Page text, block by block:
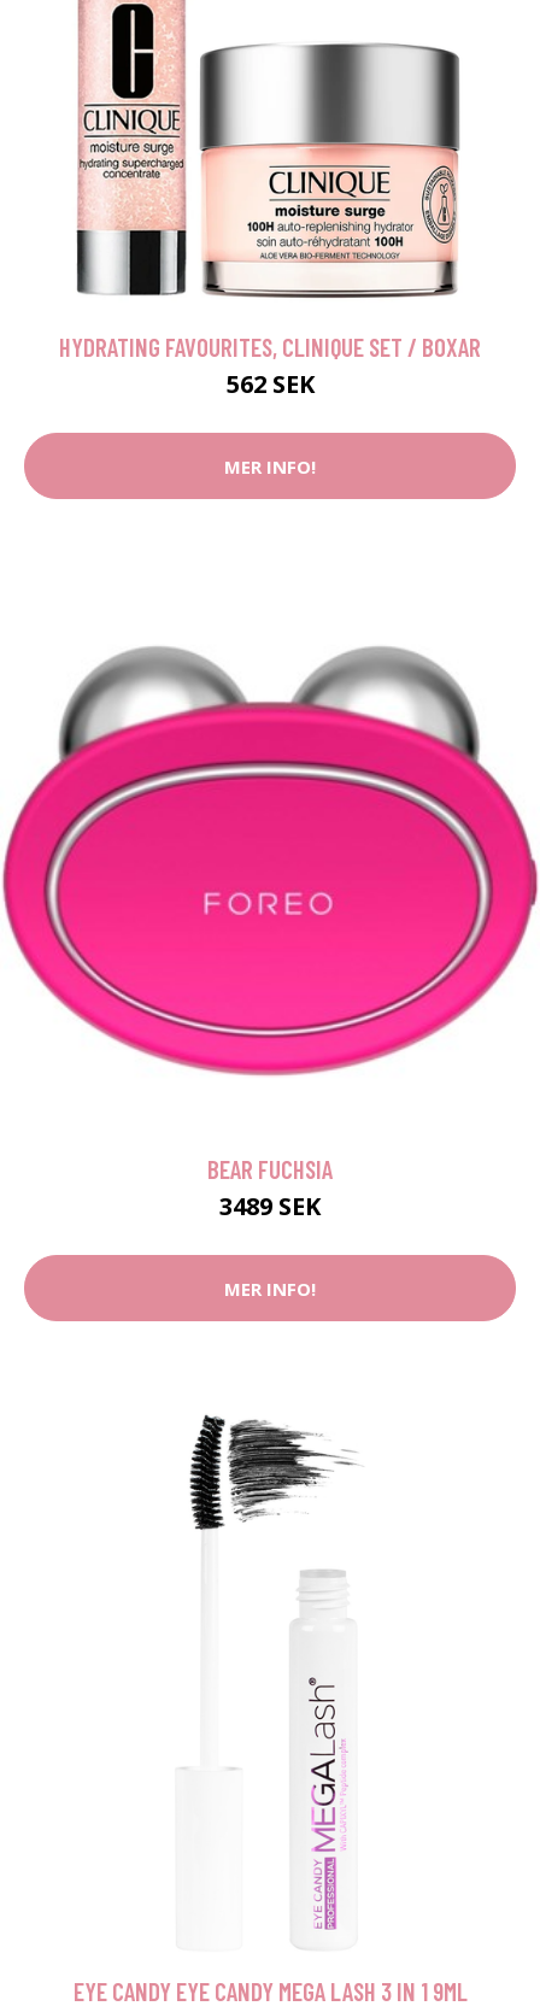
HYDRATING FAVOURITES, CLINIQUE SET / BOXAR
562 SEK
MER INFO!
BEAR FUCHSIA
3489 SEK
MER INFO!
EYE CANDY EYE CANDY MEGA LASH 3 IN 1 9ML